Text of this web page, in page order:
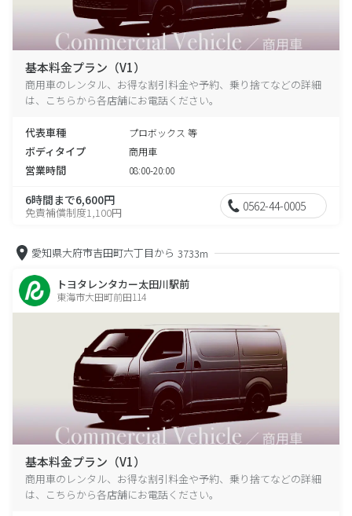
基本料金プラン（V1）
商用車のレンタル、お得な割引料金や予約、乗り捨てなどの詳細
は、こちらから各店舗にお電話ください。
代表車種 プロボックス 等
ボディタイプ 商用車
営業時間 08:00-20:00
6時間まで6,600円
免責補償制度1,100円 0562-44-0005
愛知県大府市吉田町六丁目から 3733m
トヨタレンタカー太田川駅前
東海市大田町前田114
基本料金プラン（V1）
商用車のレンタル、お得な割引料金や予約、乗り捨てなどの詳細
は、こちらから各店舗にお電話ください。